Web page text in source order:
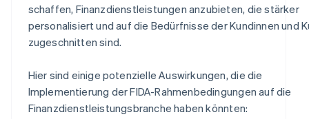
schaffen, Finanzdienstleistungen anzubieten, die stärker
personalisiert und auf die Bedürfnisse der Kundinnen und
zugeschnitten sind.
Hier sind einige potenzielle Auswirkungen, die die
Implementierung der FIDA-Rahmenbedingungen auf die
Finanzdienstleistungsbranche haben könnten: